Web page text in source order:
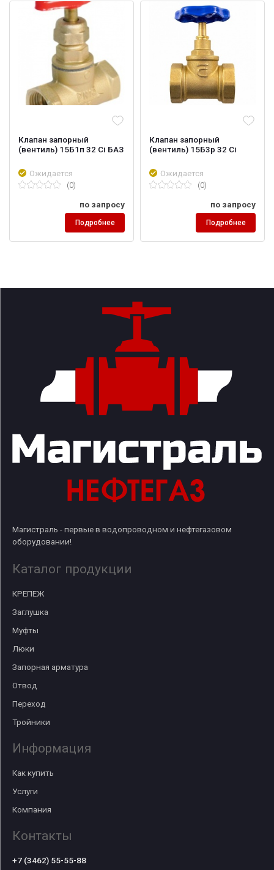
Клапан запорный
(вентиль) 15Б1п 32 Ci БАЗ
Ожидается
(0)
по запросу
Подробнее
Клапан запорный
(вентиль) 15Б3р 32 Ci
Ожидается
(0)
по запросу
Подробнее
Магистраль - первые в водопроводном и нефтегазовом
оборудовании!
Каталог продукции
КРЕПЕЖ
Заглушка
Муфты
Люки
Запорная арматура
Отвод
Переход
Тройники
Информация
Как купить
Услуги
Компания
Контакты
+7 (3462) 55-55-88